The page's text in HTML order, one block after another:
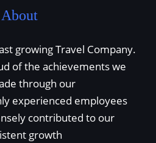
About
growing Travel Company.
of the achievements we
through our
experienced employees
contributed to our
growth